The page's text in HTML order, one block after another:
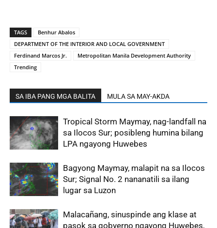
TAGS
Benhur Abalos
DEPARTMENT OF THE INTERIOR AND LOCAL GOVERNMENT
Ferdinand Marcos Jr.
Metropolitan Manila Development Authority
Trending
SA IBA PANG MGA BALITA MULA SA MAY-AKDA
Tropical Storm Maymay, nag-landfall na
sa Ilocos Sur; posibleng humina bilang
LPA ngayong Huwebes
Bagyong Maymay, malapit na sa Ilocos
Sur; Signal No. 2 nananatili sa ilang
lugar sa Luzon
Malacañang, sinuspinde ang klase at
pasok sa gobyerno ngayong Huwebes,